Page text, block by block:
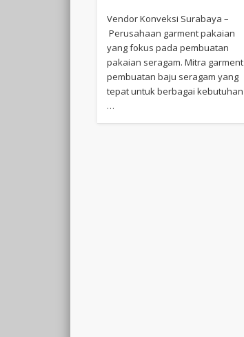
Vendor Konveksi Surabaya –
Perusahaan garment pakaian
yang fokus pada pembuatan
pakaian seragam. Mitra garment
pembuatan baju seragam yang
tepat untuk berbagai kebutuhan
…